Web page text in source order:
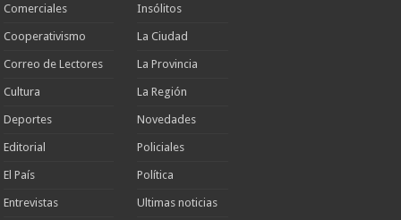
Comerciales
Cooperativismo
Correo de Lectores
Cultura
Deportes
Editorial
El País
Entrevistas
Insólitos
La Ciudad
La Provincia
La Región
Novedades
Policiales
Política
Ultimas noticias